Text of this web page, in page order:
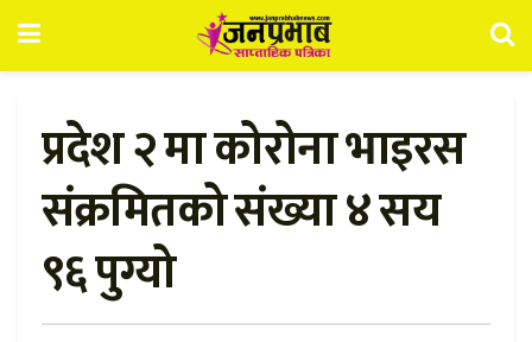
प्रदेश २ मा कोरोना भाइरस
संक्रमितको संख्या ४ सय
९६ पुग्यो